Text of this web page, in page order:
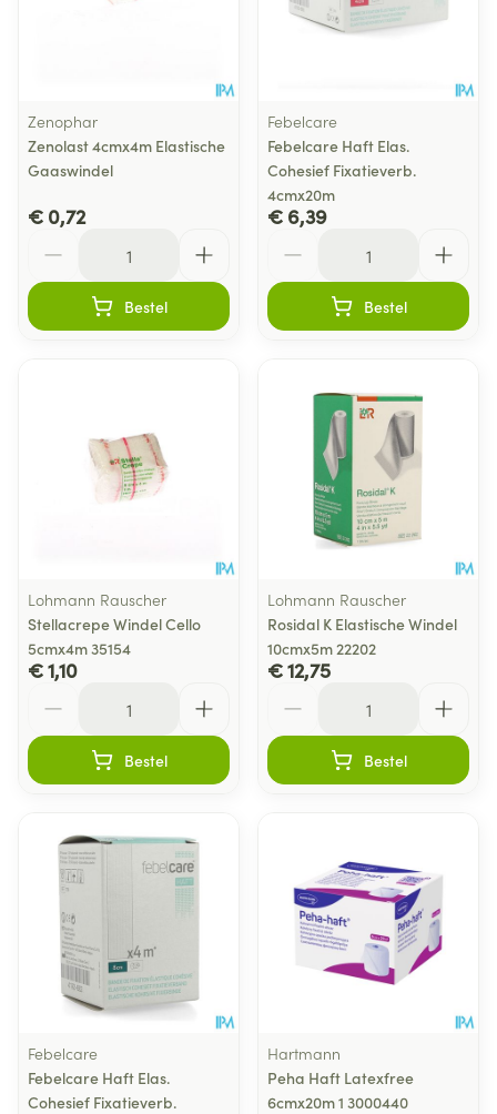
Zenophar
Zenolast 4cmx4m Elastische
Gaaswindel
€ 0,72
Bestel
Febelcare
Febelcare Haft Elas.
Cohesief Fixatieverb.
4cmx20m
€ 6,39
Bestel
Lohmann Rauscher
Stellacrepe Windel Cello
5cmx4m 35154
€ 1,10
Bestel
Lohmann Rauscher
Rosidal K Elastische Windel
10cmx5m 22202
€ 12,75
Bestel
Febelcare
Febelcare Haft Elas.
Cohesief Fixatieverb.
Hartmann
Peha Haft Latexfree
6cmx20m 1 3000440